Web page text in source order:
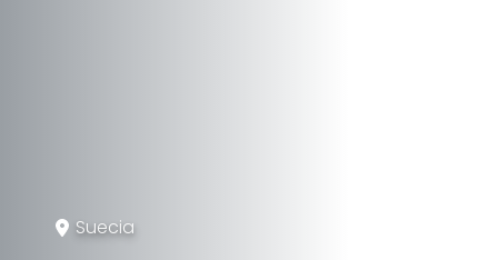
Suecia